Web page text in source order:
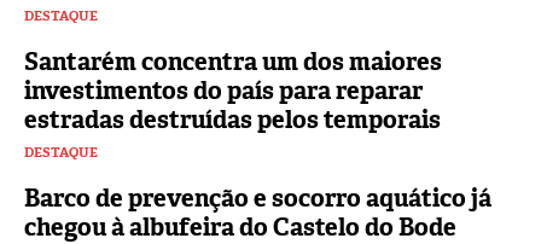
DESTAQUE
Santarém concentra um dos maiores
investimentos do país para reparar
estradas destruídas pelos temporais
DESTAQUE
Barco de prevenção e socorro aquático já
chegou à albufeira do Castelo do Bode